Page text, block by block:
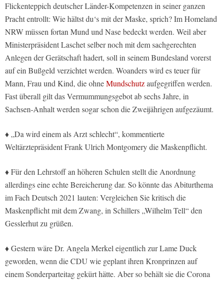
Flickenteppich deutscher Länder-Kompetenzen in seiner ganzen
Pracht entrollt: Wie hältst du‘s mit der Maske, sprich? Im Homeland
NRW müssen fortan Mund und Nase bedeckt werden. Weil aber
Ministerpräsident Laschet selber noch mit dem sachgerechten
Anlegen der Gerätschaft hadert, soll in seinem Bundesland vorerst
auf ein Bußgeld verzichtet werden. Woanders wird es teuer für
Mann, Frau und Kind, die ohneMundschutzaufgegriffen werden.
Fast überall gilt das Vermummungsgebot ab sechs Jahre, in
Sachsen-Anhalt werden sogar schon die Zweijährigen aufgezäumt.
♦ „Da wird einem als Arzt schlecht“, kommentierte
Weltärztepräsident Frank Ulrich Montgomery die Maskenpflicht.
♦ Für den Lehrstoff an höheren Schulen stellt die Anordnung
allerdings eine echte Bereicherung dar. So könnte das Abiturthema
im Fach Deutsch 2021 lauten: Vergleichen Sie kritisch die
Maskenpflicht mit dem Zwang, in Schillers „Wilhelm Tell“ den
Gesslerhut zu grüßen.
♦ Gestern wäre Dr. Angela Merkel eigentlich zur Lame Duck
geworden, wenn die CDU wie geplant ihren Kronprinzen auf
einem Sonderparteitag gekürt hätte. Aber so behält sie die Corona